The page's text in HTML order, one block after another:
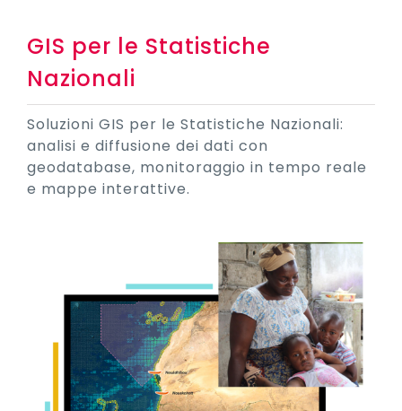
GIS per le Statistiche
Nazionali
Soluzioni GIS per le Statistiche Nazionali:
analisi e diffusione dei dati con
geodatabase, monitoraggio in tempo reale
e mappe interattive.